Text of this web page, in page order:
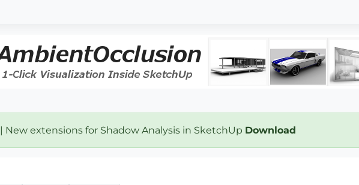
| New extensions for Shadow Analysis in SketchUp Download